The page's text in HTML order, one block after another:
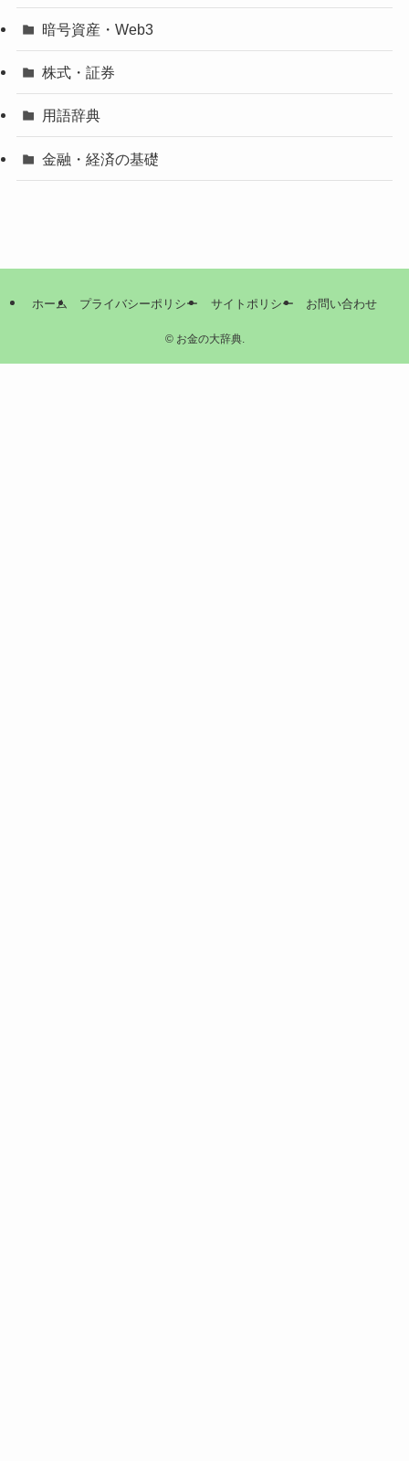
暗号資産・Web3
株式・証券
用語辞典
金融・経済の基礎
ホーム プライバシーポリシー サイトポリシー お問い合わせ
©お金の大辞典.